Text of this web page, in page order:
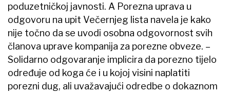
poduzetničkoj javnosti. A Porezna uprava u
odgovoru na upit Večernjeg lista navela je kako
nije točno da se uvodi osobna odgovornost svih
članova uprave kompanija za porezne obveze. –
Solidarno odgovaranje implicira da porezno tijelo
određuje od koga će i u kojoj visini naplatiti
porezni dug, ali uvažavajući odredbe o dokaznom